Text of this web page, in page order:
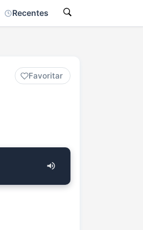
Recentes
Favoritar